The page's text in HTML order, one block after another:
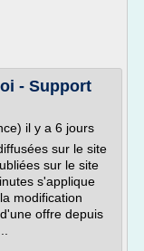
- Support
il y a 6 jours
sur le site
sur le site
s'applique
modification
offre depuis